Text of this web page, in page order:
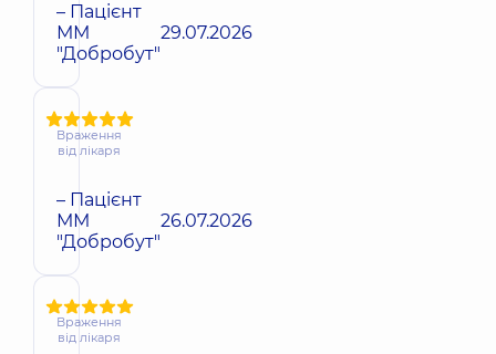
– Пацієнт
ММ
"Добробут"
29.07.2026
Враження
від лікаря
– Пацієнт
ММ
"Добробут"
26.07.2026
Враження
від лікаря